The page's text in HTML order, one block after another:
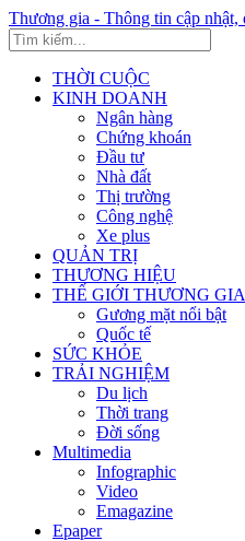
Thương gia - Thông tin cập nhật,
THỜI CUỘC
KINH DOANH
Ngân hàng
Chứng khoán
Đầu tư
Nhà đất
Thị trường
Công nghệ
Xe plus
QUẢN TRỊ
THƯƠNG HIỆU
THẾ GIỚI THƯƠNG GIA
Gương mặt nổi bật
Quốc tế
SỨC KHỎE
TRẢI NGHIỆM
Du lịch
Thời trang
Đời sống
Multimedia
Infographic
Video
Emagazine
Epaper